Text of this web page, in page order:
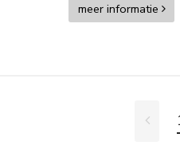
meer informatie